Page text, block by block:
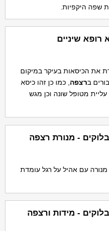
שפה היקפיות.
רופא שיניים
את הכיסאות בעיקר במיקום
ברצפה, כמו כן זהו כיסא
עליית מטופל שונה וכן מגש
- מנורת רצפה
מנורה עם אהיל על רגל עומדת
- מידות ורצפה